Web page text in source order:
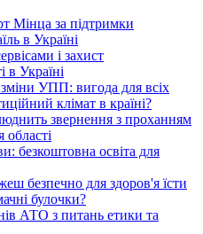
Мінца за підтримки
в Україні
і захист
в Україні
УПП: вигода для всіх
клімат в країні?
звернення з проханням
безкоштовна освіта для
безпечно для здоров'я їсти
булочки?
АТО з питань етики та